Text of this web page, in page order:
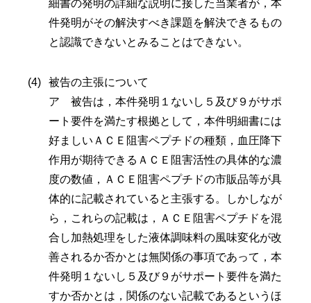
細書の発明の詳細な説明に接した当業者が，本
件発明がその解決すべき課題を解決できるもの
と認識できないとみることはできない。
被告の主張について
ア 被告は，本件発明１ないし５及び９がサポ
ート要件を満たす根拠として，本件明細書には
好ましいＡＣＥ阻害ペプチドの種類，血圧降下
作用が期待できるＡＣＥ阻害活性の具体的な濃
度の数値，ＡＣＥ阻害ペプチドの市販品等が具
体的に記載されていると主張する。しかしなが
ら，これらの記載は，ＡＣＥ阻害ペプチドを混
合し加熱処理をした液体調味料の風味変化が改
善されるか否かとは無関係の事項であって，本
件発明１ないし５及び９がサポート要件を満た
すか否かとは，関係のない記載であるというほ